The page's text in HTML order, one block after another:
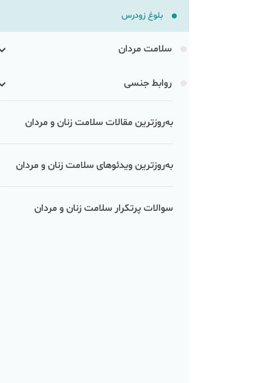
بلوغ زودرس
سلامت مردان
روابط جنسی
به‌روزترین مقالات سلامت زنان و مردان
به‌روزترین ویدئوهای سلامت زنان و مردان
سوالات پرتکرار سلامت زنان و مردان